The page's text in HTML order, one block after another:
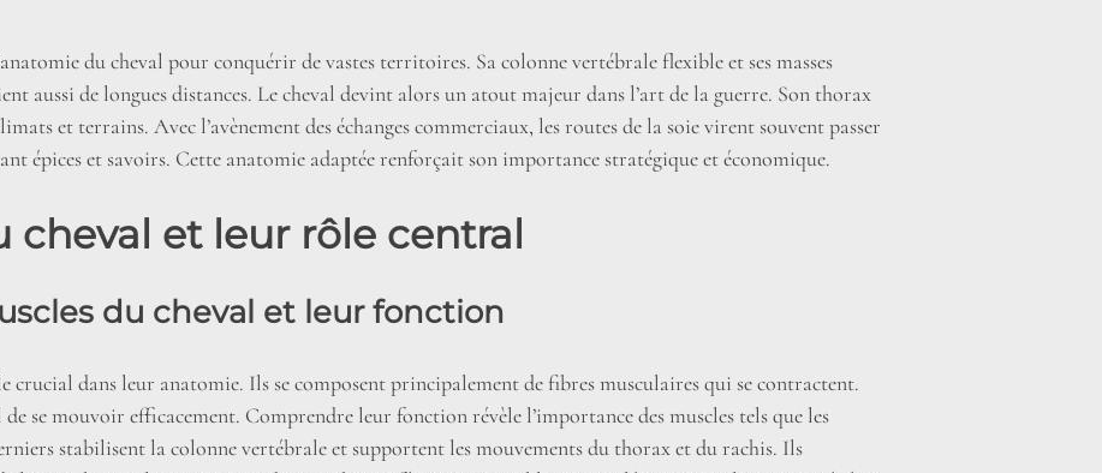
du cheval pour conquérir de vastes territoires. Sa colonne vertébrale flexible et ses masses
aussi de longues distances. Le cheval devint alors un atout majeur dans l’art de la guerre. Son thorax
et terrains. Avec l’avènement des échanges commerciaux, les routes de la soie virent souvent passer
épices et savoirs. Cette anatomie adaptée renforçait son importance stratégique et économique.
cheval et leur rôle central
du cheval et leur fonction
crucial dans leur anatomie. Ils se composent principalement de fibres musculaires qui se contractent.
se mouvoir efficacement. Comprendre leur fonction révèle l’importance des muscles tels que les
stabilisent la colonne vertébrale et supportent les mouvements du thorax et du rachis. Ils